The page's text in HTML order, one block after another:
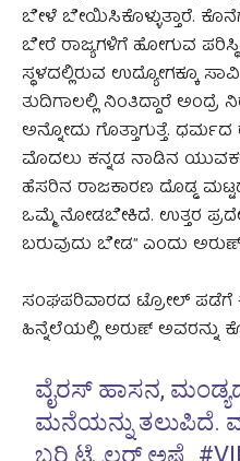
ಬೇಳೆ ಬೇಯಿಸಿಕೊಳ್ಳುತ್ತಾರೆ.
ಬೇರೆ ರಾಜ್ಯಗಳಿಗೆ ಹೋಗುವ
ಸ್ಥಳದಲ್ಲಿರುವ ಉದ್ಯೋಗಕ್ಕೂ
ತುದಿಗಾಲಲ್ಲಿ ನಿಂತಿದ್ದಾರೆ ಅಂದ್ರೆ
ಅನ್ನೋದು ಗೊತ್ತಾಗುತ್ತೆ. ಧರ್ಮದ
ಮೊದಲು ಕನ್ನಡ ನಾಡಿನ
ಹೆಸರಿನ ರಾಜಕಾರಣ ದೊಡ್ಡ
ಒಮ್ಮೆ ನೋಡಬೇಕಿದೆ. ಉತ್ತರ
ಬರುವುದು ಬೇಡ” ಎಂದು
ಸಂಘಪರಿವಾರದ ಟ್ರೋಲ್ ಪಡೆಗೆ
ಹಿನ್ನೆಲೆಯಲ್ಲಿ ಅರುಣ್ ಅವರನ್ನು
ವೈರಸ್ ಹಾಸನ,
ಮನೆಯನ್ನು ತಲುಪಿದೆ.
ಬರಿ ಟ್ರೈಲರ್ ಅಷ್ಟೆ.